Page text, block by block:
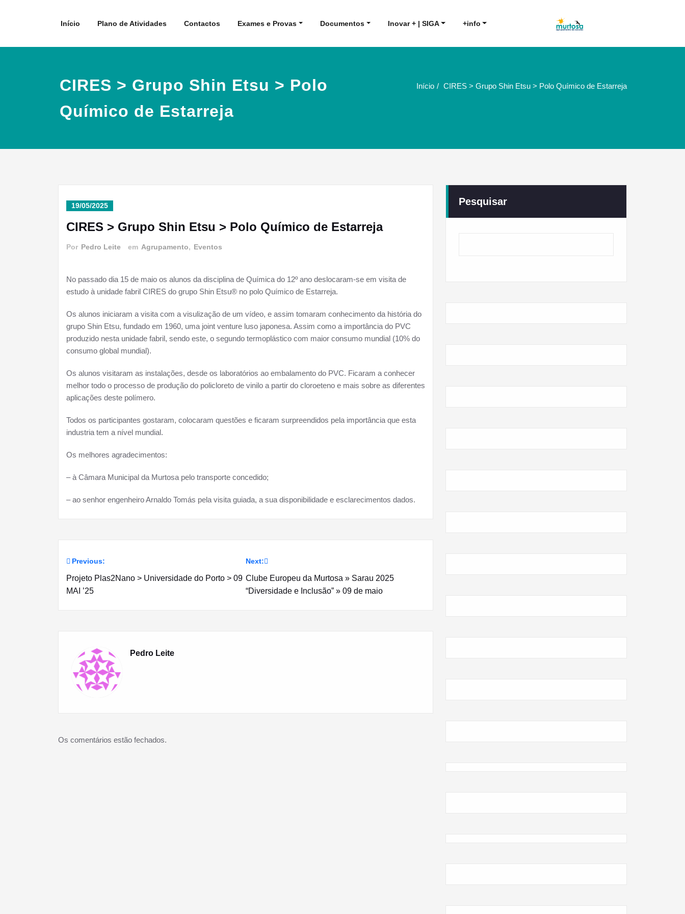
AE Murtosa
Agrupamento de Escolas da
Murtosa
Início Plano de Atividades Contactos Exames e Provas Documentos Inovar + | SIGA +info
CIRES > Grupo Shin Etsu > Polo
Químico de Estarreja
Início CIRES > Grupo Shin Etsu > Polo Químico de Estarreja
19/05/2025
CIRES > Grupo Shin Etsu > Polo Químico de Estarreja
Por Pedro Leite em Agrupamento, Eventos
No passado dia 15 de maio os alunos da disciplina de Química do 12º ano deslocaram-se em visita de
estudo à unidade fabril CIRES do grupo Shin Etsu® no polo Químico de Estarreja.
Os alunos iniciaram a visita com a visulização de um vídeo, e assim tomaram conhecimento da história do
grupo Shin Etsu, fundado em 1960, uma joint venture luso japonesa. Assim como a importância do PVC
produzido nesta unidade fabril, sendo este, o segundo termoplástico com maior consumo mundial (10% do
consumo global mundial).
Os alunos visitaram as instalações, desde os laboratórios ao embalamento do PVC. Ficaram a conhecer
melhor todo o processo de produção do policloreto de vinilo a partir do cloroeteno e mais sobre as diferentes
aplicações deste polímero.
Todos os participantes gostaram, colocaram questões e ficaram surpreendidos pela importância que esta
industria tem a nível mundial.
Os melhores agradecimentos:
– à Câmara Municipal da Murtosa pelo transporte concedido;
– ao senhor engenheiro Arnaldo Tomás pela visita guiada, a sua disponibilidade e esclarecimentos dados.
Navegação
de
Previous:
Projeto Plas2Nano > Universidade do Porto > 09
MAI ’25
Next:
Clube Europeu da Murtosa » Sarau 2025
“Diversidade e Inclusão” » 09 de maio
Pedro Leite
Os comentários estão fechados.
Pesquisar